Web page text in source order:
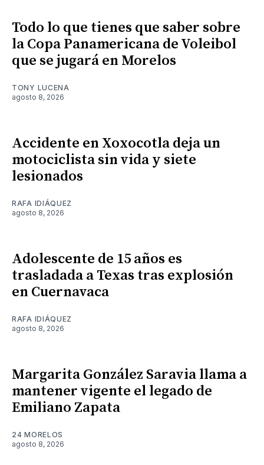
Todo lo que tienes que saber sobre
la Copa Panamericana de Voleibol
que se jugará en Morelos
TONY LUCENA
agosto 8, 2026
Accidente en Xoxocotla deja un
motociclista sin vida y siete
lesionados
RAFA IDIÁQUEZ
agosto 8, 2026
Adolescente de 15 años es
trasladada a Texas tras explosión
en Cuernavaca
RAFA IDIÁQUEZ
agosto 8, 2026
Margarita González Saravia llama a
mantener vigente el legado de
Emiliano Zapata
24 MORELOS
agosto 8, 2026